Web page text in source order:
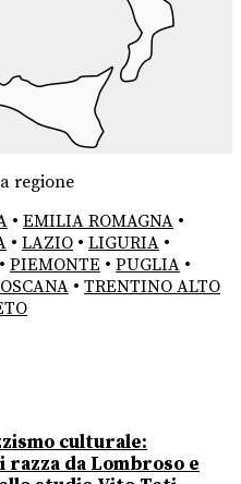
regione
• EMILIA ROMAGNA •
• LAZIO • LIGURIA •
• PIEMONTE • PUGLIA •
• TRENTINO ALTO
culturale:
razza da Lombroso e